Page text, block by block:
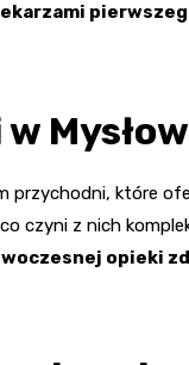
przychodni, które
czyni z nich
opieki